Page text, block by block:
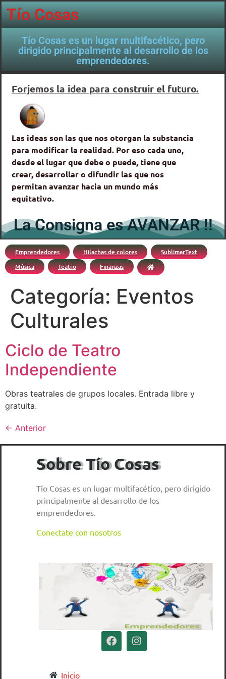
Tío Cosas
Tío Cosas es un lugar multifacético, pero
dirigido principalmente al desarrollo de los
emprendedores.
Forjemos la idea para construir el futuro.
Las ideas son las que nos otorgan la substancia
para modificar la realidad. Por eso cada uno,
desde el lugar que debe o puede, tiene que
crear, desarrollar o difundir las que nos
permitan avanzar hacia un mundo más
equitativo.
La Consigna es AVANZAR !!
Emprendedores Hilachas de colores
SublimarText
Música
Teatro Finanzas
Categoría: Eventos
Culturales
Ciclo de Teatro
Independiente
Obras teatrales de grupos locales. Entrada libre y
gratuita.
← Anterior
Sobre Tío Cosas
Tío Cosas es un lugar multifacético, pero dirigido
principalmente al desarrollo de los
emprendedores.
Conectate con nosotros
Inicio